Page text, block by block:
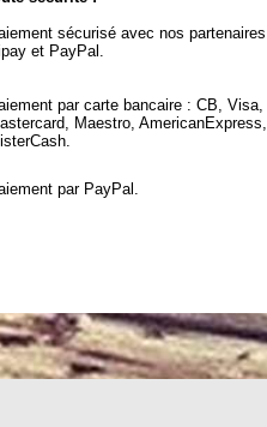
sécurisé avec nos partenaires
et PayPal.
par carte bancaire : CB, Visa,
Maestro, AmericanExpress,
par PayPal.